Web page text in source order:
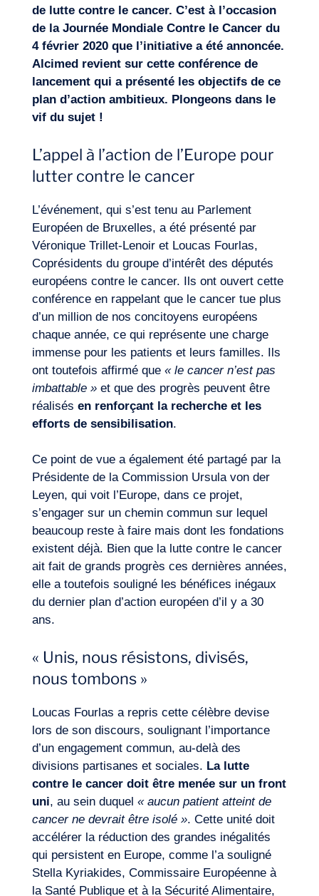
Expertises
Notre aventure
Envie d’embarquer ?
de lutte contre le cancer. C’est à l’occasion
de la Journée Mondiale Contre le Cancer du
4 février 2020 que l’initiative a été annoncée.
Alcimed revient sur cette conférence de
lancement qui a présenté les objectifs de ce
plan d’action ambitieux. Plongeons dans le
vif du sujet !
L’appel à l’action de l’Europe pour
lutter contre le cancer
L’événement, qui s’est tenu au Parlement
Européen de Bruxelles, a été présenté par
Véronique Trillet-Lenoir et Loucas Fourlas,
Coprésidents du groupe d’intérêt des députés
européens contre le cancer. Ils ont ouvert cette
conférence en rappelant que le cancer tue plus
d’un million de nos concitoyens européens
chaque année, ce qui représente une charge
immense pour les patients et leurs familles. Ils
ont toutefois affirmé que « le cancer n’est pas
imbattable »et que des progrès peuvent être
réalisés en renforçant la recherche et les
efforts de sensibilisation.
Ce point de vue a également été partagé par la
Présidente de la Commission Ursula von der
Leyen, qui voit l’Europe, dans ce projet,
s’engager sur un chemin commun sur lequel
beaucoup reste à faire mais dont les fondations
existent déjà. Bien que la lutte contre le cancer
ait fait de grands progrès ces dernières années,
elle a toutefois souligné les bénéfices inégaux
du dernier plan d’action européen d’il y a 30
ans.
« Unis, nous résistons, divisés,
nous tombons »
Loucas Fourlas a repris cette célèbre devise
lors de son discours, soulignant l’importance
d’un engagement commun, au-delà des
divisions partisanes et sociales. La lutte
contre le cancer doit être menée sur un front
uni, au sein duquel « aucun patient atteint de
cancer ne devrait être isolé ». Cette unité doit
accélérer la réduction des grandes inégalités
qui persistent en Europe, comme l’a souligné
Stella Kyriakides, Commissaire Européenne à
la Santé Publique et à la Sécurité Alimentaire,